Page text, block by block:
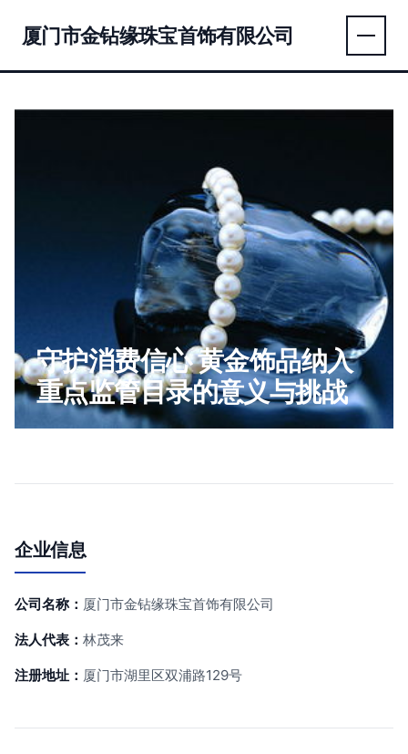
厦门市金钻缘珠宝首饰有限公司
守护消费信心 黄金饰品纳入
重点监管目录的意义与挑战
企业信息
公司名称： 厦门市金钻缘珠宝首饰有限公司
法人代表： 林茂来
注册地址： 厦门市湖里区双浦路129号